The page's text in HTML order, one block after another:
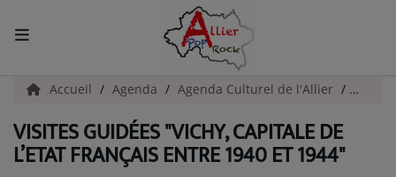
ACCUEIL
Actualités
Accueil Agenda Agenda Culturel de l'Allier Visites
VISITES GUIDÉES "VICHY, CAPITALE DE
L’ETAT FRANÇAIS ENTRE 1940 ET 1944"